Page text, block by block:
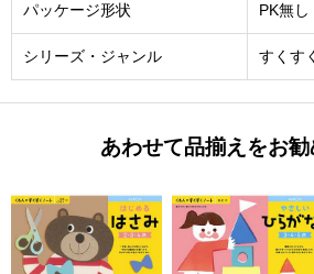
パッケージ形状 PK無し
シリーズ・ジャンル すくす
あわせて品揃えをお